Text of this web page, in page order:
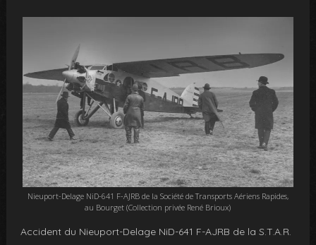
Nieuport-Delage NiD-641 F-AJRB de la Société de Transports Aériens Rapides,
au Bourget (Collection privée René Brioux)
Accident du Nieuport-Delage NiD-641 F-AJRB de la S.T.A.R.